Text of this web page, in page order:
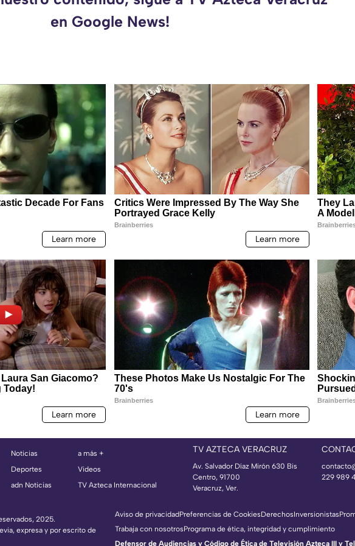
en Google News!
Noticias
Deportes
adn Noticias
a más +
Videos
TV Azteca Internacional
TV AZTECA VERACRUZ
Av. Salvador Díaz Mirón 630 Bis
Centro, 91700
Veracruz, Ver.
229 989
2025.
expresa y por escrito de
Aviso de privacidadPreferencias de CookiesDerechosInversionistas
Trabaja con nosotrosPrograma de ética, integridad y cumplimiento
Defensor de Audiencias y Código de Ética de Televisión Azteca III y